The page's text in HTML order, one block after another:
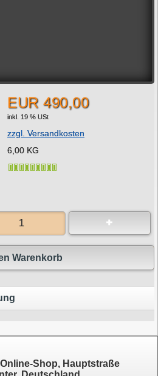
EUR 490,00
inkl. 19 % USt
zzgl. Versandkosten
6,00 KG
Warenkorb
Shop, Hauptstraße